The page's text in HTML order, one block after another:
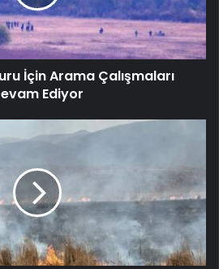
İçin Arama Çalışmaları
Ediyor